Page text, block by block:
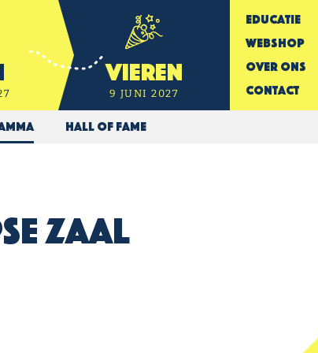
Vieren
9 JUNI 2027
Hall of Fame
Educatie
Webshop
Over Ons
Contact
Zaal